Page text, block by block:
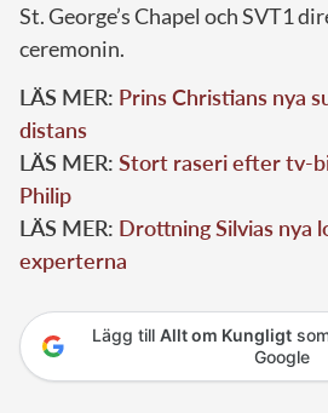
St. George’s Chapel och SVT1
ceremonin.
LÄS MER: Prins Christians nya
distans
LÄS MER: Stort raseri efter tv-
Philip
LÄS MER: Drottning Silvias nya
experterna
Lägg till Allt om Kungligt
Google